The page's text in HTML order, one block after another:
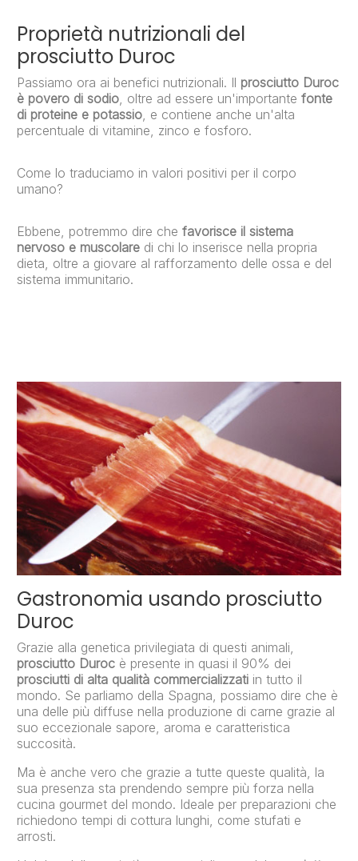
Proprietà nutrizionali del
prosciutto Duroc
Passiamo ora ai benefici nutrizionali. Il prosciutto Duroc
è povero di sodio , oltre ad essere un'importante fonte
di proteine ​​e potassio , e contiene anche un'alta
percentuale di vitamine, zinco e fosforo.
Come lo traduciamo in valori positivi per il corpo
umano?
Ebbene, potremmo dire che favorisce il sistema
nervoso e muscolare di chi lo inserisce nella propria
dieta, oltre a giovare al rafforzamento delle ossa e del
sistema immunitario.
Gastronomia usando prosciutto
Duroc
Grazie alla genetica privilegiata di questi animali,
prosciutto Duroc è presente in quasi il 90% dei
prosciutti di alta qualità commercializzati in tutto il
mondo. Se parliamo della Spagna, possiamo dire che è
una delle più diffuse nella produzione di carne grazie al
suo eccezionale sapore, aroma e caratteristica
succosità.
Ma è anche vero che grazie a tutte queste qualità, la
sua presenza sta prendendo sempre più forza nella
cucina gourmet del mondo. Ideale per preparazioni che
richiedono tempi di cottura lunghi, come stufati e
arrosti.